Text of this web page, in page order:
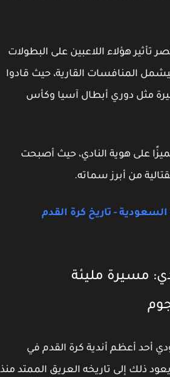
هؤلاء اللاعبين على البطولات
المنافسات القارية، حيث قادوا
مثل دوري أبطال آسيا وكأس
على هوية النادي، حيث أصبحت
من أبرز سماته.
- تاريخ كرة القدم
مسيرة مليئة
أعظم أندية كرة القدم في
ذلك إلى تاريخه العريق الممتد منذ